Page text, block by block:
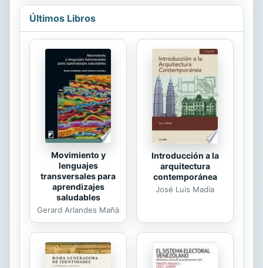
horizonte, las ideas politicas que se
fueron formando desde mediados
del siglo XVIII hasta la penultima
decada del ochocientos. Alberdi y
Sarmiento interrogan ese horizonte
para arrancar el principio de
legitimidad de la republica
confrontandolo con la realidad criolla.
Esta version revisada y actualizada
de La tradicion...
Últimos Libros
Movimiento y
lenguajes
transversales para
aprendizajes
saludables
Gerard Arlandes Mañà
Introducción a la
arquitectura
contemporánea
José Luis Madia